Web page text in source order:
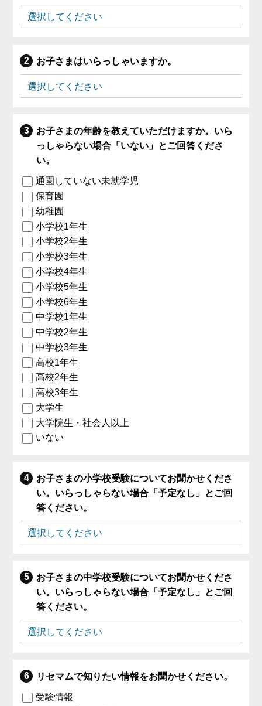
お子さまはいらっしゃいますか。
お子さまの年齢を教えていただけますか。いら
っしゃらない場合「いない」とご回答くださ
い。
通園していない未就学児
保育園
幼稚園
小学校1年生
小学校2年生
小学校3年生
小学校4年生
小学校5年生
小学校6年生
中学校1年生
中学校2年生
中学校3年生
高校1年生
高校2年生
高校3年生
大学生
大学院生・社会人以上
いない
お子さまの小学校受験についてお聞かせくださ
い。いらっしゃらない場合「予定なし」とご回
答ください。
お子さまの中学校受験についてお聞かせくださ
い。いらっしゃらない場合「予定なし」とご回
答ください。
リセマムで知りたい情報をお聞かせください。
受験情報